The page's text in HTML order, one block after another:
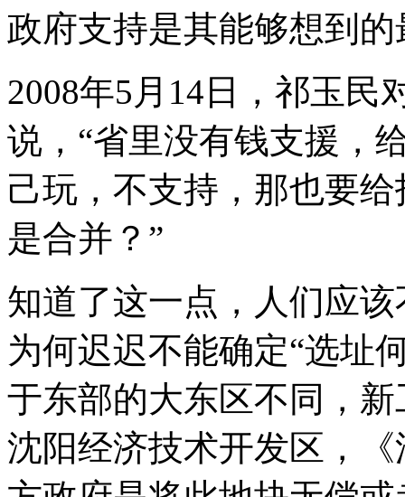
政府支持是其能够想到
2008年5月14日，祁玉民
说，“省里没有钱支援，
己玩，不支持，那也要
是合并？”
知道了这一点，人们应
为何迟迟不能确定“选址
于东部的大东区不同，
沈阳经济技术开发区，